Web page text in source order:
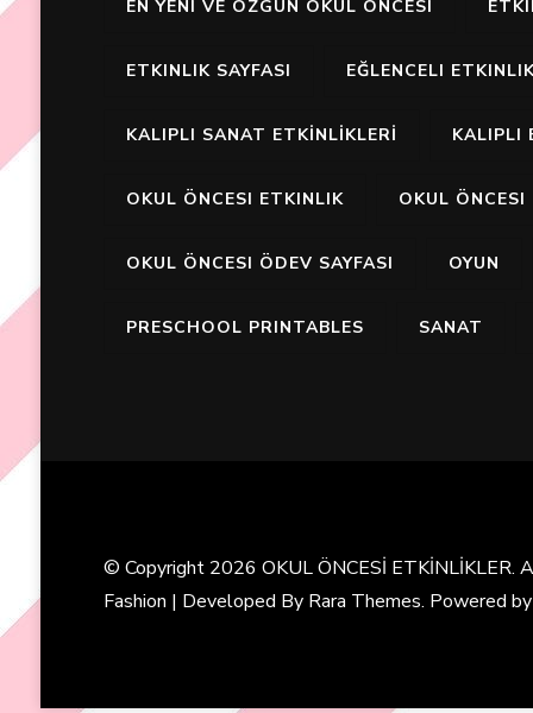
EN YENI VE ÖZGÜN OKUL ÖNCESI
ETKINLIK SAYFASI EĞLENCELI
KALIPLI SANAT ETKİNLİKLERİ KALIPLI
OKUL ÖNCESI ETKINLIK OKUL
OKUL ÖNCESI ÖDEV SAYFASI OYUN
PRESCHOOL PRINTABLES SANAT
© Copyright 2026 OKUL ÖNCESİ ETKİNLİKLER.
Fashion | Developed By Rara Themes. Powered